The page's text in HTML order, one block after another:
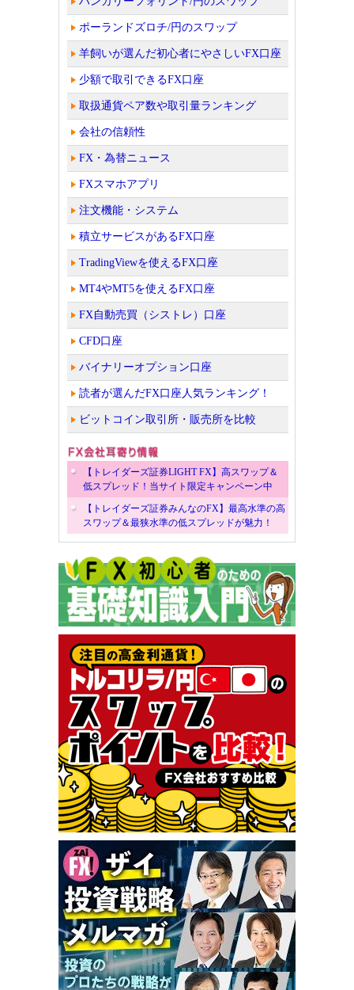
ポーランドズロチ/円のスワップ
羊飼いが選んだ初心者にやさしいFX口座
少額で取引できるFX口座
取扱通貨ペア数や取引量ランキング
会社の信頼性
FX・為替ニュース
FXスマホアプリ
注文機能・システム
積立サービスがあるFX口座
TradingViewを使えるFX口座
MT4やMT5を使えるFX口座
FX自動売買（シストレ）口座
CFD口座
バイナリーオプション口座
読者が選んだFX口座人気ランキング！
ビットコイン取引所・販売所を比較
【トレイダーズ証券LIGHT FX】高スワップ＆
低スプレッド！当サイト限定キャンペーン中
【トレイダーズ証券みんなのFX】最高水準の高
スワップ＆最狭水準の低スプレッドが魅力！